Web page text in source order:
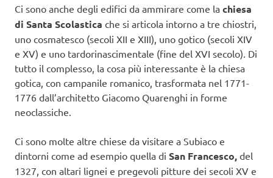
Ci sono anche degli edifici da ammirare come la chiesa
di Santa Scolastica che si articola intorno a tre chiostri,
uno cosmatesco (secoli XII e XIII), uno gotico (secoli XIV
e XV) e uno tardorinascimentale (fine del XVI secolo). Di
tutto il complesso, la cosa più interessante è la chiesa
gotica, con campanile romanico, trasformata nel 1771-
1776 dall’architetto Giacomo Quarenghi in forme
neoclassiche.
Ci sono molte altre chiese da visitare a Subiaco e
dintorni come ad esempio quella di San Francesco, del
1327, con altari lignei e pregevoli pitture dei secoli XV e